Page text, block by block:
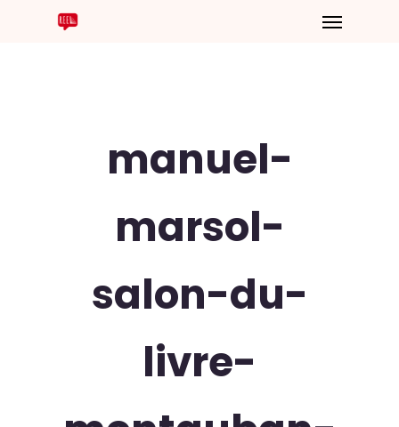
manuel-
marsol-
salon-du-
livre-